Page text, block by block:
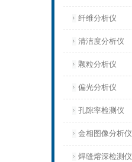
纤维分析仪
清洁度分析仪
颗粒分析仪
偏光分析仪
孔隙率检测仪
金相图像分析仪
焊缝熔深检测仪